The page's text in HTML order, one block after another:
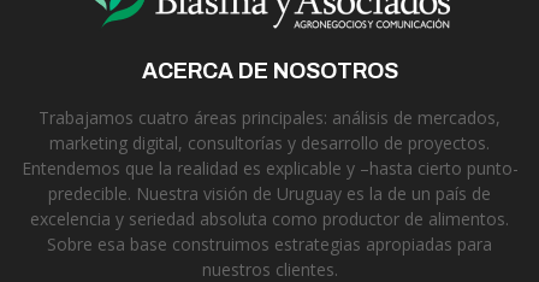
ACERCA DE NOSOTROS
Trabajamos cuatro áreas principales: análisis de mercados,
marketing digital, consultorías y desarrollo de proyectos.
Entendemos que la realidad es explicable y –hasta cierto punto-
predecible. Nuestra visión de Uruguay es la de un país de
excelencia y seriedad absoluta como productor de alimentos.
Sobre esa base construimos estrategias apropiadas para
nuestros clientes.